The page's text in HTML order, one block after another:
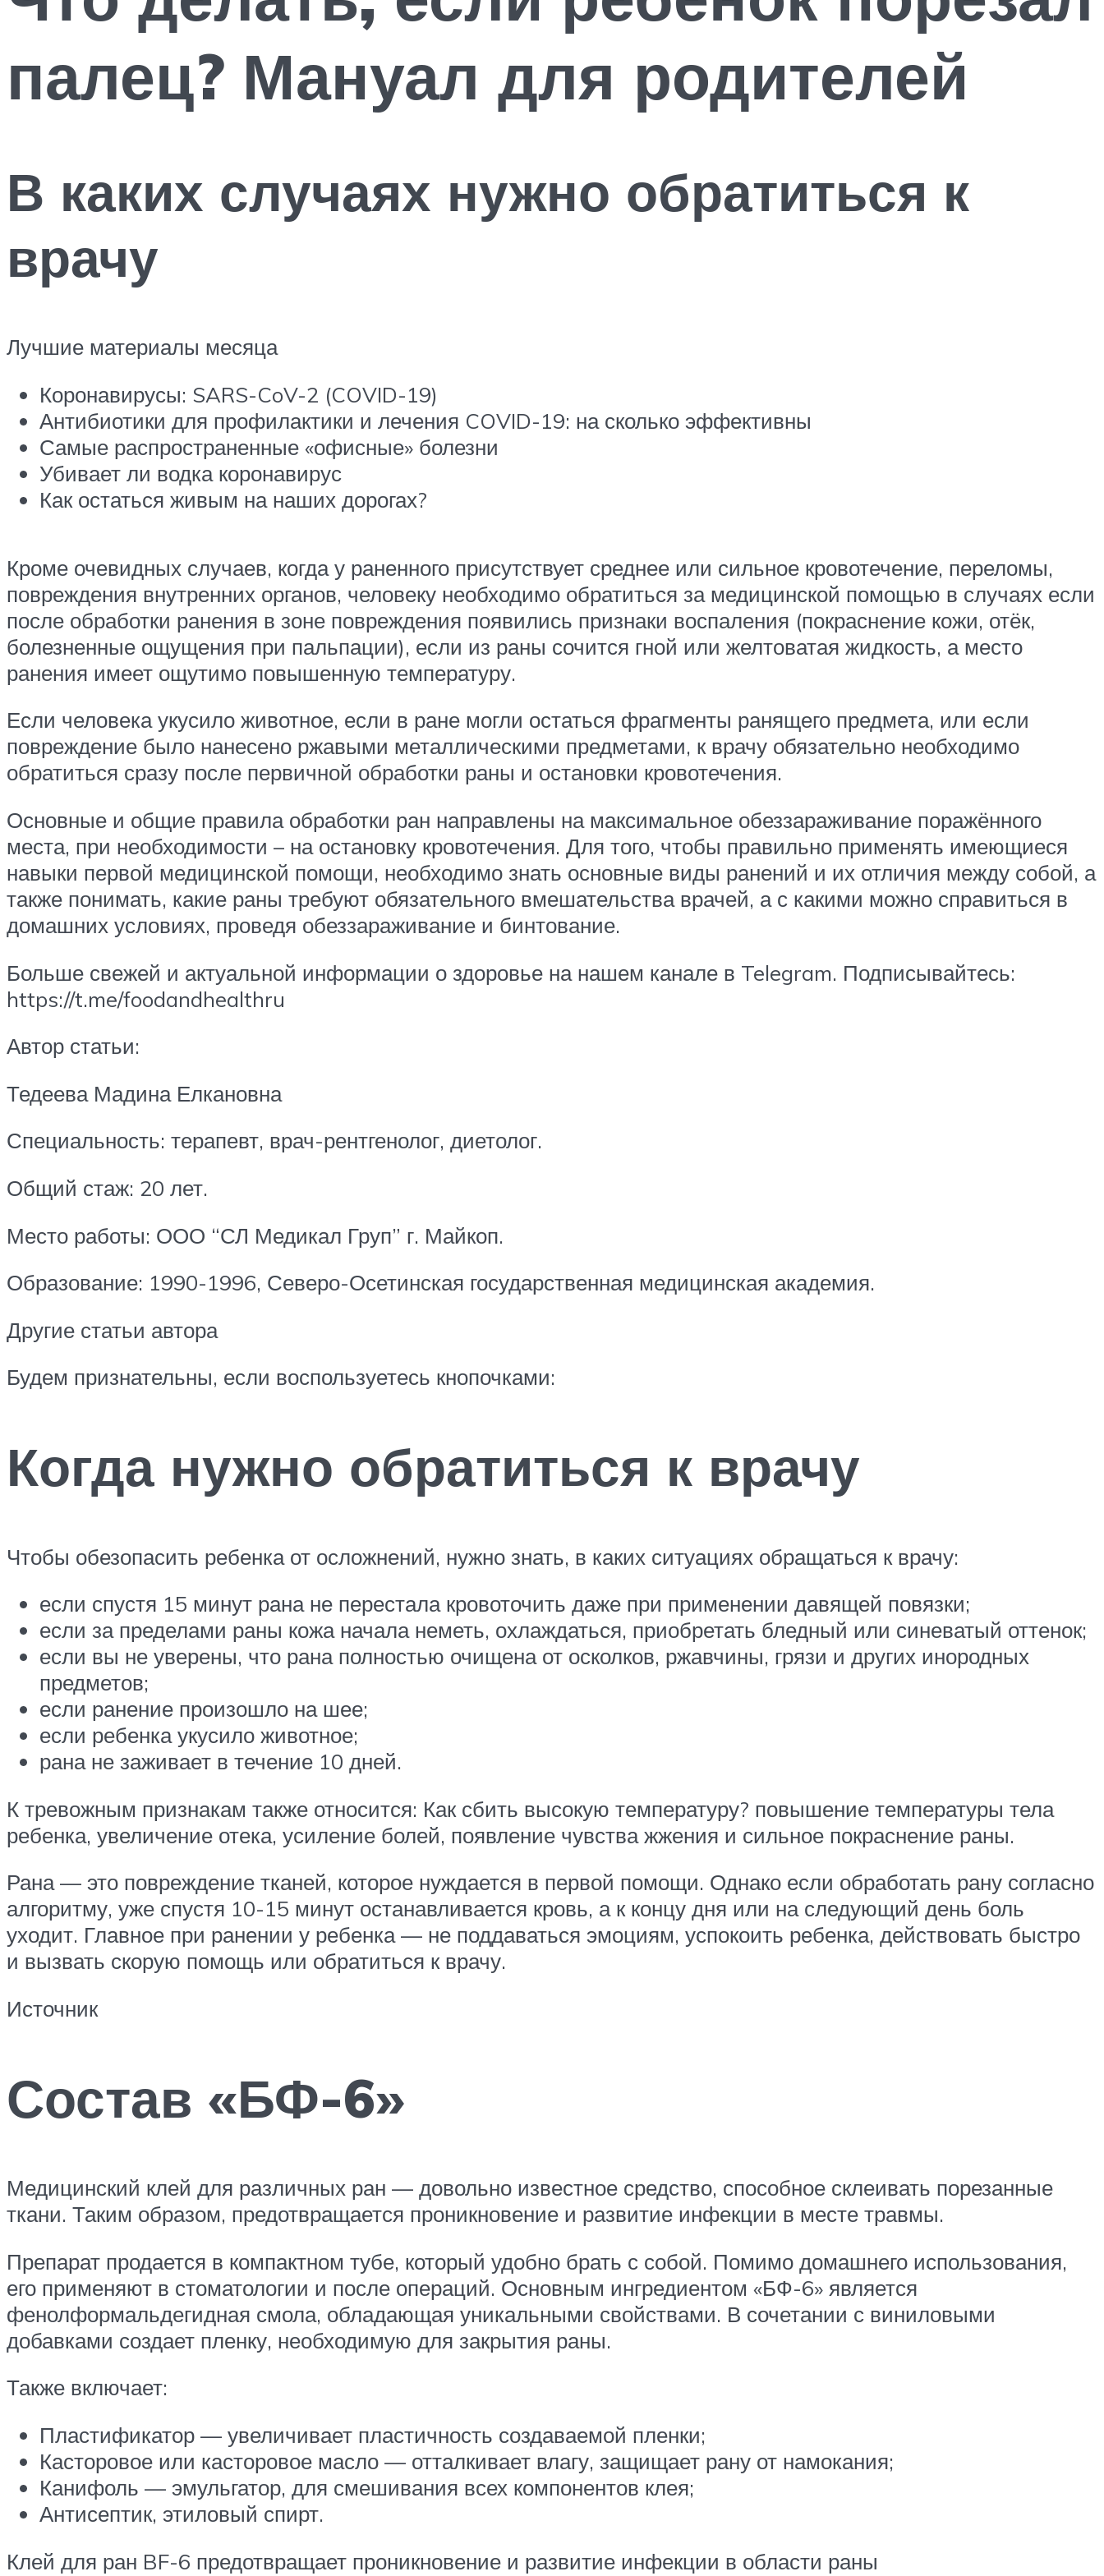
палец? Мануал для родителей
В каких случаях нужно обратиться к
врачу
Лучшие материалы месяца
Коронавирусы: SARS-CoV-2 (COVID-19)
Антибиотики для профилактики и лечения COVID-19: на сколько эффективны
Самые распространенные «офисные» болезни
Убивает ли водка коронавирус
Как остаться живым на наших дорогах?
Кроме очевидных случаев, когда у раненного присутствует среднее или сильное кровотечение, переломы,
повреждения внутренних органов, человеку необходимо обратиться за медицинской помощью в случаях если
после обработки ранения в зоне повреждения появились признаки воспаления (покраснение кожи, отёк,
болезненные ощущения при пальпации), если из раны сочится гной или желтоватая жидкость, а место
ранения имеет ощутимо повышенную температуру.
Если человека укусило животное, если в ране могли остаться фрагменты ранящего предмета, или если
повреждение было нанесено ржавыми металлическими предметами, к врачу обязательно необходимо
обратиться сразу после первичной обработки раны и остановки кровотечения.
Основные и общие правила обработки ран направлены на максимальное обеззараживание поражённого
места, при необходимости – на остановку кровотечения. Для того, чтобы правильно применять имеющиеся
навыки первой медицинской помощи, необходимо знать основные виды ранений и их отличия между собой, а
также понимать, какие раны требуют обязательного вмешательства врачей, а с какими можно справиться в
домашних условиях, проведя обеззараживание и бинтование.
Больше свежей и актуальной информации о здоровье на нашем канале в Telegram. Подписывайтесь:
https://t.me/foodandhealthru
Автор статьи:
Тедеева Мадина Елкановна
Специальность: терапевт, врач-рентгенолог, диетолог.
Общий стаж: 20 лет.
Место работы: ООО “СЛ Медикал Груп” г. Майкоп.
Образование: 1990-1996, Северо-Осетинская государственная медицинская академия.
Другие статьи автора
Будем признательны, если воспользуетесь кнопочками:
Когда нужно обратиться к врачу
Чтобы обезопасить ребенка от осложнений, нужно знать, в каких ситуациях обращаться к врачу:
если спустя 15 минут рана не перестала кровоточить даже при применении давящей повязки;
если за пределами раны кожа начала неметь, охлаждаться, приобретать бледный или синеватый оттенок;
если вы не уверены, что рана полностью очищена от осколков, ржавчины, грязи и других инородных
предметов;
если ранение произошло на шее;
если ребенка укусило животное;
рана не заживает в течение 10 дней.
К тревожным признакам также относится: Как сбить высокую температуру? повышение температуры тела
ребенка, увеличение отека, усиление болей, появление чувства жжения и сильное покраснение раны.
Рана — это повреждение тканей, которое нуждается в первой помощи. Однако если обработать рану согласно
алгоритму, уже спустя 10-15 минут останавливается кровь, а к концу дня или на следующий день боль
уходит. Главное при ранении у ребенка — не поддаваться эмоциям, успокоить ребенка, действовать быстро
и вызвать скорую помощь или обратиться к врачу.
Источник
Состав «БФ-6»
Медицинский клей для различных ран — довольно известное средство, способное склеивать порезанные
ткани. Таким образом, предотвращается проникновение и развитие инфекции в месте травмы.
Препарат продается в компактном тубе, который удобно брать с собой. Помимо домашнего использования,
его применяют в стоматологии и после операций. Основным ингредиентом «БФ-6» является
фенолформальдегидная смола, обладающая уникальными свойствами. В сочетании с виниловыми
добавками создает пленку, необходимую для закрытия раны.
Также включает:
Пластификатор — увеличивает пластичность создаваемой пленки;
Касторовое или касторовое масло — отталкивает влагу, защищает рану от намокания;
Канифоль — эмульгатор, для смешивания всех компонентов клея;
Антисептик, этиловый спирт.
Клей для ран BF-6 предотвращает проникновение и развитие инфекции в области раны